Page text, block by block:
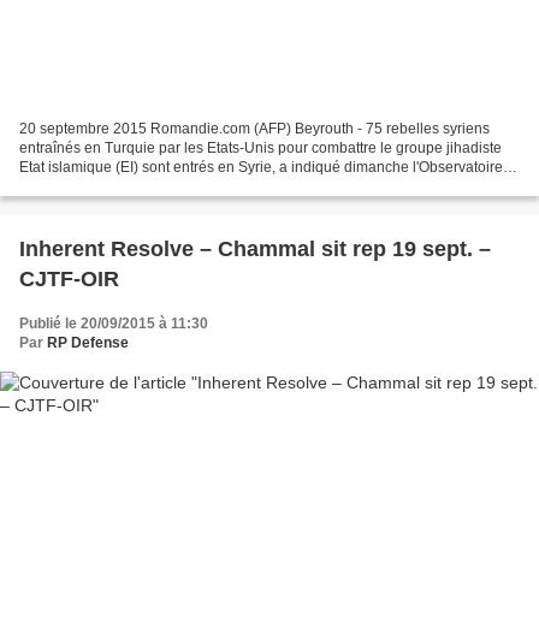
20 septembre 2015 Romandie.com (AFP) Beyrouth - 75 rebelles syriens
entraînés en Turquie par les Etats-Unis pour combattre le groupe jihadiste
Etat islamique (EI) sont entrés en Syrie, a indiqué dimanche l'Observatoire
Inherent Resolve – Chammal sit rep 19 sept. –
CJTF-OIR
Publié le 20/09/2015 à 11:30
Par RP Defense